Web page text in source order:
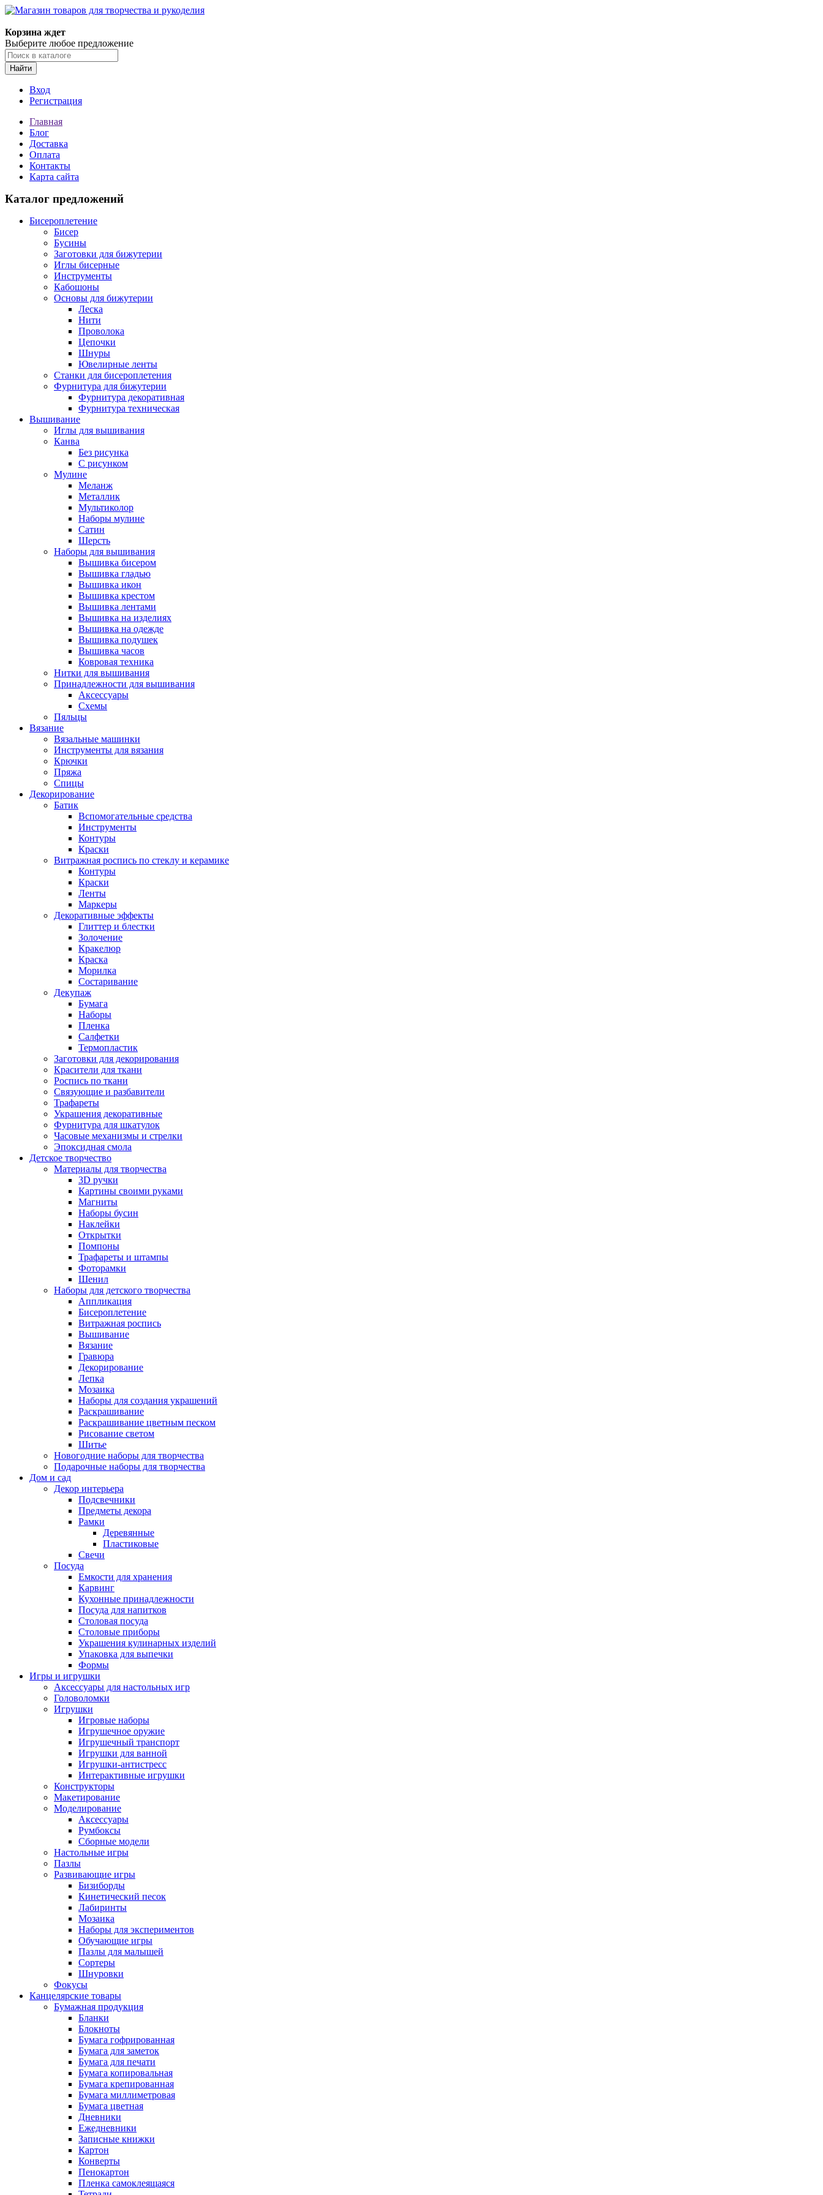
Корзина ждет
Выберите любое предложение
Найти
Вход
Регистрация
Главная
Блог
Доставка
Оплата
Контакты
Карта сайта
Каталог предложений
Бисероплетение
Бисер
Бусины
Заготовки для бижутерии
Иглы бисерные
Инструменты
Кабошоны
Основы для бижутерии
Леска
Нити
Проволока
Цепочки
Шнуры
Ювелирные ленты
Станки для бисероплетения
Фурнитура для бижутерии
Фурнитура декоративная
Фурнитура техническая
Вышивание
Иглы для вышивания
Канва
Без рисунка
С рисунком
Мулине
Меланж
Металлик
Мультиколор
Наборы мулине
Сатин
Шерсть
Наборы для вышивания
Вышивка бисером
Вышивка гладью
Вышивка икон
Вышивка крестом
Вышивка лентами
Вышивка на изделиях
Вышивка на одежде
Вышивка подушек
Вышивка часов
Ковровая техника
Нитки для вышивания
Принадлежности для вышивания
Аксессуары
Схемы
Пяльцы
Вязание
Вязальные машинки
Инструменты для вязания
Крючки
Пряжа
Спицы
Декорирование
Батик
Вспомогательные средства
Инструменты
Контуры
Краски
Витражная роспись по стеклу и керамике
Контуры
Краски
Ленты
Маркеры
Декоративные эффекты
Глиттер и блестки
Золочение
Кракелюр
Краска
Морилка
Состаривание
Декупаж
Бумага
Наборы
Пленка
Салфетки
Термопластик
Заготовки для декорирования
Красители для ткани
Роспись по ткани
Связующие и разбавители
Трафареты
Украшения декоративные
Фурнитура для шкатулок
Часовые механизмы и стрелки
Эпоксидная смола
Детское творчество
Материалы для творчества
3D ручки
Картины своими руками
Магниты
Наборы бусин
Наклейки
Открытки
Помпоны
Трафареты и штампы
Фоторамки
Шенил
Наборы для детского творчества
Аппликация
Бисероплетение
Витражная роспись
Вышивание
Вязание
Гравюра
Декорирование
Лепка
Мозаика
Наборы для создания украшений
Раскрашивание
Раскрашивание цветным песком
Рисование светом
Шитье
Новогодние наборы для творчества
Подарочные наборы для творчества
Дом и сад
Декор интерьера
Подсвечники
Предметы декора
Рамки
Деревянные
Пластиковые
Свечи
Посуда
Емкости для хранения
Карвинг
Кухонные принадлежности
Посуда для напитков
Столовая посуда
Столовые приборы
Украшения кулинарных изделий
Упаковка для выпечки
Формы
Игры и игрушки
Аксессуары для настольных игр
Головоломки
Игрушки
Игровые наборы
Игрушечное оружие
Игрушечный транспорт
Игрушки для ванной
Игрушки-антистресс
Интерактивные игрушки
Конструкторы
Макетирование
Моделирование
Аксессуары
Румбоксы
Сборные модели
Настольные игры
Пазлы
Развивающие игры
Бизиборды
Кинетический песок
Лабиринты
Мозаика
Наборы для экспериментов
Обучающие игры
Пазлы для малышей
Сортеры
Шнуровки
Фокусы
Канцелярские товары
Бумажная продукция
Бланки
Блокноты
Бумага гофрированная
Бумага для заметок
Бумага для печати
Бумага копировальная
Бумага крепированная
Бумага миллиметровая
Бумага цветная
Дневники
Ежедневники
Записные книжки
Картон
Конверты
Пенокартон
Пленка самоклеящаяся